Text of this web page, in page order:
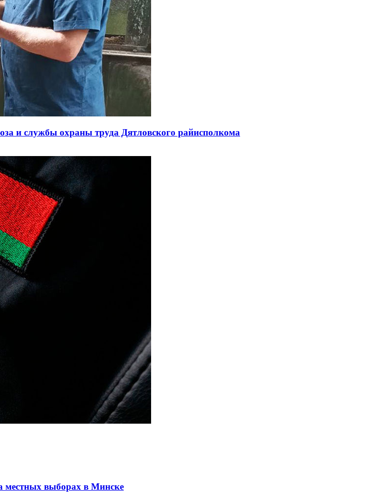
и службы охраны труда Дятловского райисполкома
местных выборах в Минске